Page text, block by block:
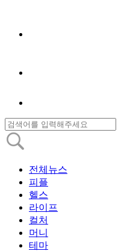
전체뉴스
피플
헬스
라이프
컬처
머니
테마